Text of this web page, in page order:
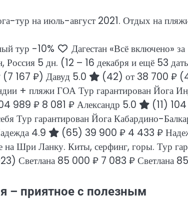
тур на июль-август 2021. Отдых на
тур -10%
Дагестан «Всё включено»
Россия 5 дн. (12 – 16 декабря и ещё 53
(7 167 ₽) Давуд 5.0 (42) от 38 700 ₽
+ пляжи ГОА Тур гарантирован Йога
989 ₽ 8 081 ₽Александр 5.0 (11)
Тур гарантирован Йога Кабардино-
4.9 (65) 39 900 ₽ 4 433 ₽
на Шри Ланку. Киты, серфинг, горы. Тур
Светлана 85 000 ₽ 7 083 ₽Светлана
– приятное с полезным